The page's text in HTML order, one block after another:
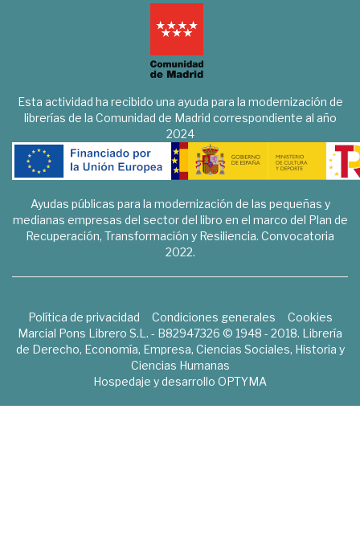
Esta actividad ha recibido una ayuda para la modernización de
librerías de la Comunidad de Madrid correspondiente al año
2024
Ayudas públicas para la modernización de las pequeñas y
medianas empresas del sector del libro en el marco del Plan de
Recuperación, Transformación y Resiliencia. Convocatoria
2022.
Política de privacidad Condiciones generales
Cookies
Marcial Pons Librero S.L. - B82947326 © 1948 - 2018. Librería
de Derecho, Economía, Empresa, Ciencias Sociales, Historia y
Ciencias Humanas
Hospedaje y desarrollo OPTYMA